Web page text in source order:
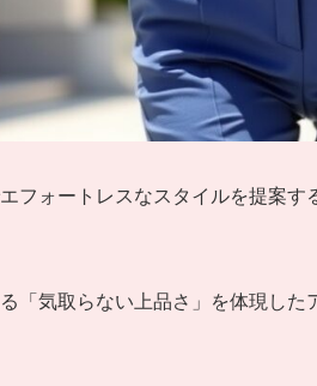
フォートレスなスタイルを提案
「気取らない上品さ」を体現し